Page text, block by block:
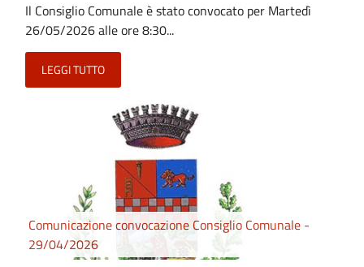
Il Consiglio Comunale è stato convocato per Martedì
26/05/2026 alle ore 8:30...
LEGGI TUTTO
Comunicazione convocazione Consiglio Comunale -
29/04/2026